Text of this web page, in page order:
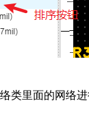
类里面的网络